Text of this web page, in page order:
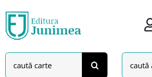
to
content
Search
for:
Search
for: